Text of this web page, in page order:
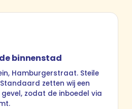
binnenstad
Hamburgerstraat. Steile
zetten wij een
zodat de inboedel via